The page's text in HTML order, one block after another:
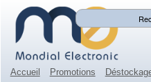
Mon compte
Accueil Promotions